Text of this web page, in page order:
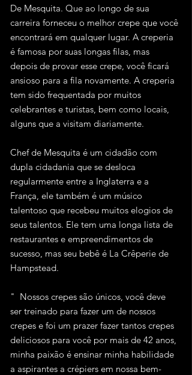
De Mesquita. Que ao longo de sua
carreira forneceu o melhor crepe que você
encontrará em qualquer lugar. A creperia
é famosa por suas longas filas, mas
depois de provar esse crepe, você ficará
ansioso para a fila novamente. A creperia
tem sido frequentada por muitos
celebrantes e turistas, bem como locais,
alguns que a visitam diariamente.
Chef de Mesquita é um cidadão com
dupla cidadania que se desloca
regularmente entre a Inglaterra e a
França, ele também é um músico
talentoso que recebeu muitos elogios de
seus talentos. Ele tem uma longa lista de
restaurantes e empreendimentos de
sucesso, mas seu bebê é La Crêperie de
Hampstead.
" Nossos crepes são únicos, você deve
ser treinado para fazer um de nossos
crepes e foi um prazer fazer tantos crepes
deliciosos para você por mais de 42 anos,
minha paixão é ensinar minha habilidade
a aspirantes a crépiers em nossa bem-